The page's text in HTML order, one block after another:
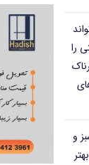
را
و